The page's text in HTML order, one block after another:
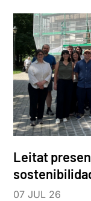
Leitat
07 JUL 26